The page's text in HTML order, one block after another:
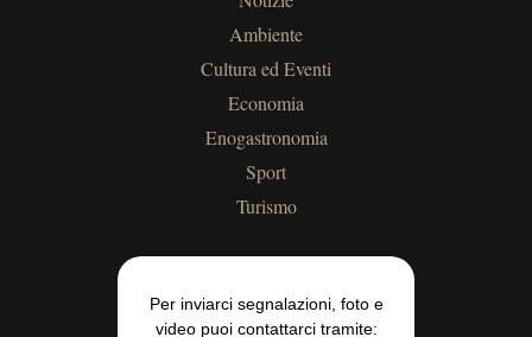
Ambiente
Cultura ed Eventi
Economia
Enogastronomia
Sport
Turismo
Per inviarci segnalazioni, foto e
video puoi contattarci tramite: